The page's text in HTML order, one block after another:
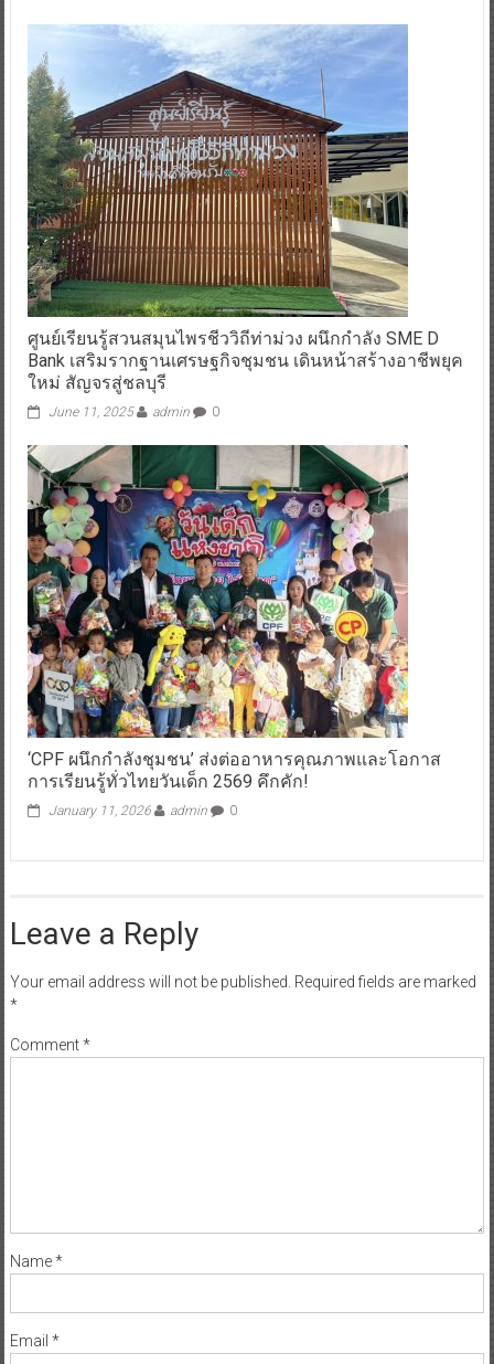
ศูนย์เรียนรู้สวนสมุนไพรชีววิถีท่าม่วง ผนึกกำลัง SME D
Bank เสริมรากฐานเศรษฐกิจชุมชน เดินหน้าสร้างอาชีพยุค
ใหม่ สัญจรสู่ชลบุรี
June 11, 2025 admin 0
‘CPF ผนึกกำลังชุมชน’ ส่งต่ออาหารคุณภาพและโอกาส
การเรียนรู้ทั่วไทยวันเด็ก 2569 คึกคัก!
January 11, 2026 admin 0
Leave a Reply
Your email address will not be published. Required fields are marked
*
Comment*
Name*
Email *